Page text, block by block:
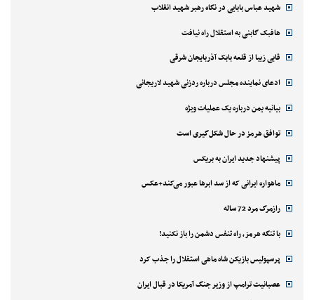
شهید عباس بابایی در نگاه رهبر شهید انقلاب
هافبک گابنی به استقلال راه نیافت
قابی زیبا از قلعه بابک آذربایجان شرقی
ادعای نماینده مجلس درباره ردزنی شهید لاریجانی
بیانیه یمن درباره یک عملیات ویژه
توافق هرمز در حال شکل‌گیری است
پیشنهاد جدید ایران به بریکس
ماهواره ایرانی که از سد ابرها عبور می‌کند+عکس
رازمرگ مرد 72 ساله
با تنگه هرمز، راه تنفس دشمن را باز نکنید!
پرسپولیس بازیکن شاه ماهی استقلال را جذب کرد
عصبانیت ترامپ از وزیر جنگ آمریکا در قبال ایران